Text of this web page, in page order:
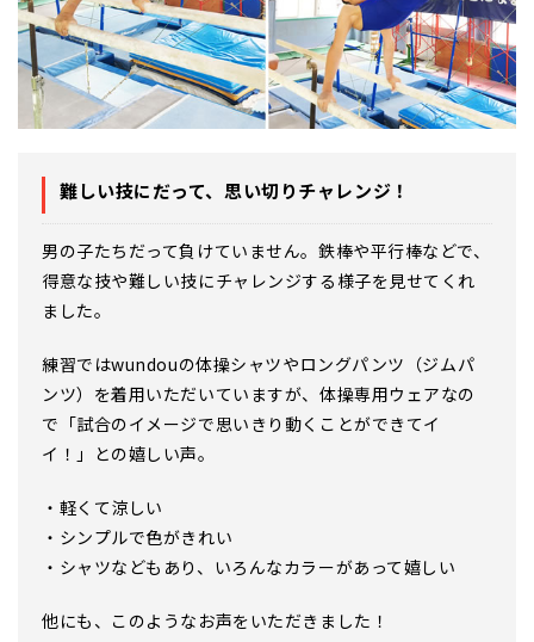
難しい技にだって、思い切りチャレンジ！
男の子たちだって負けていません。鉄棒や平行棒などで、
得意な技や難しい技にチャレンジする様子を見せてくれ
ました。
練習ではwundouの体操シャツやロングパンツ（ジムパ
ンツ）を着用いただいていますが、体操専用ウェアなの
で「試合のイメージで思いきり動くことができてイ
イ！」との嬉しい声。
・軽くて涼しい
・シンプルで色がきれい
・シャツなどもあり、いろんなカラーがあって嬉しい
他にも、このようなお声をいただきました！